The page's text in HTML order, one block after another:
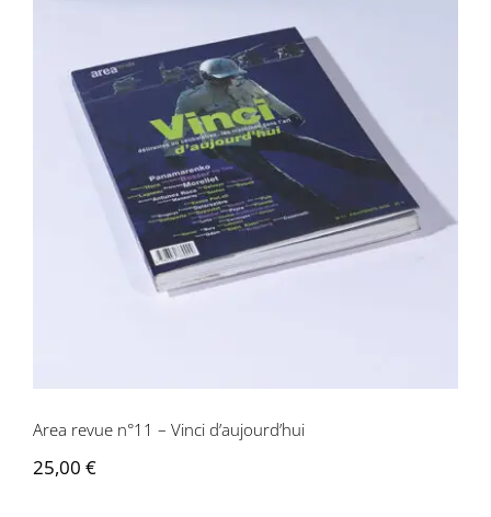
Area revue n°11 – Vinci d’aujourd’hui
Area revue n°11 – Vinci d’aujourd’hui
25,00 €